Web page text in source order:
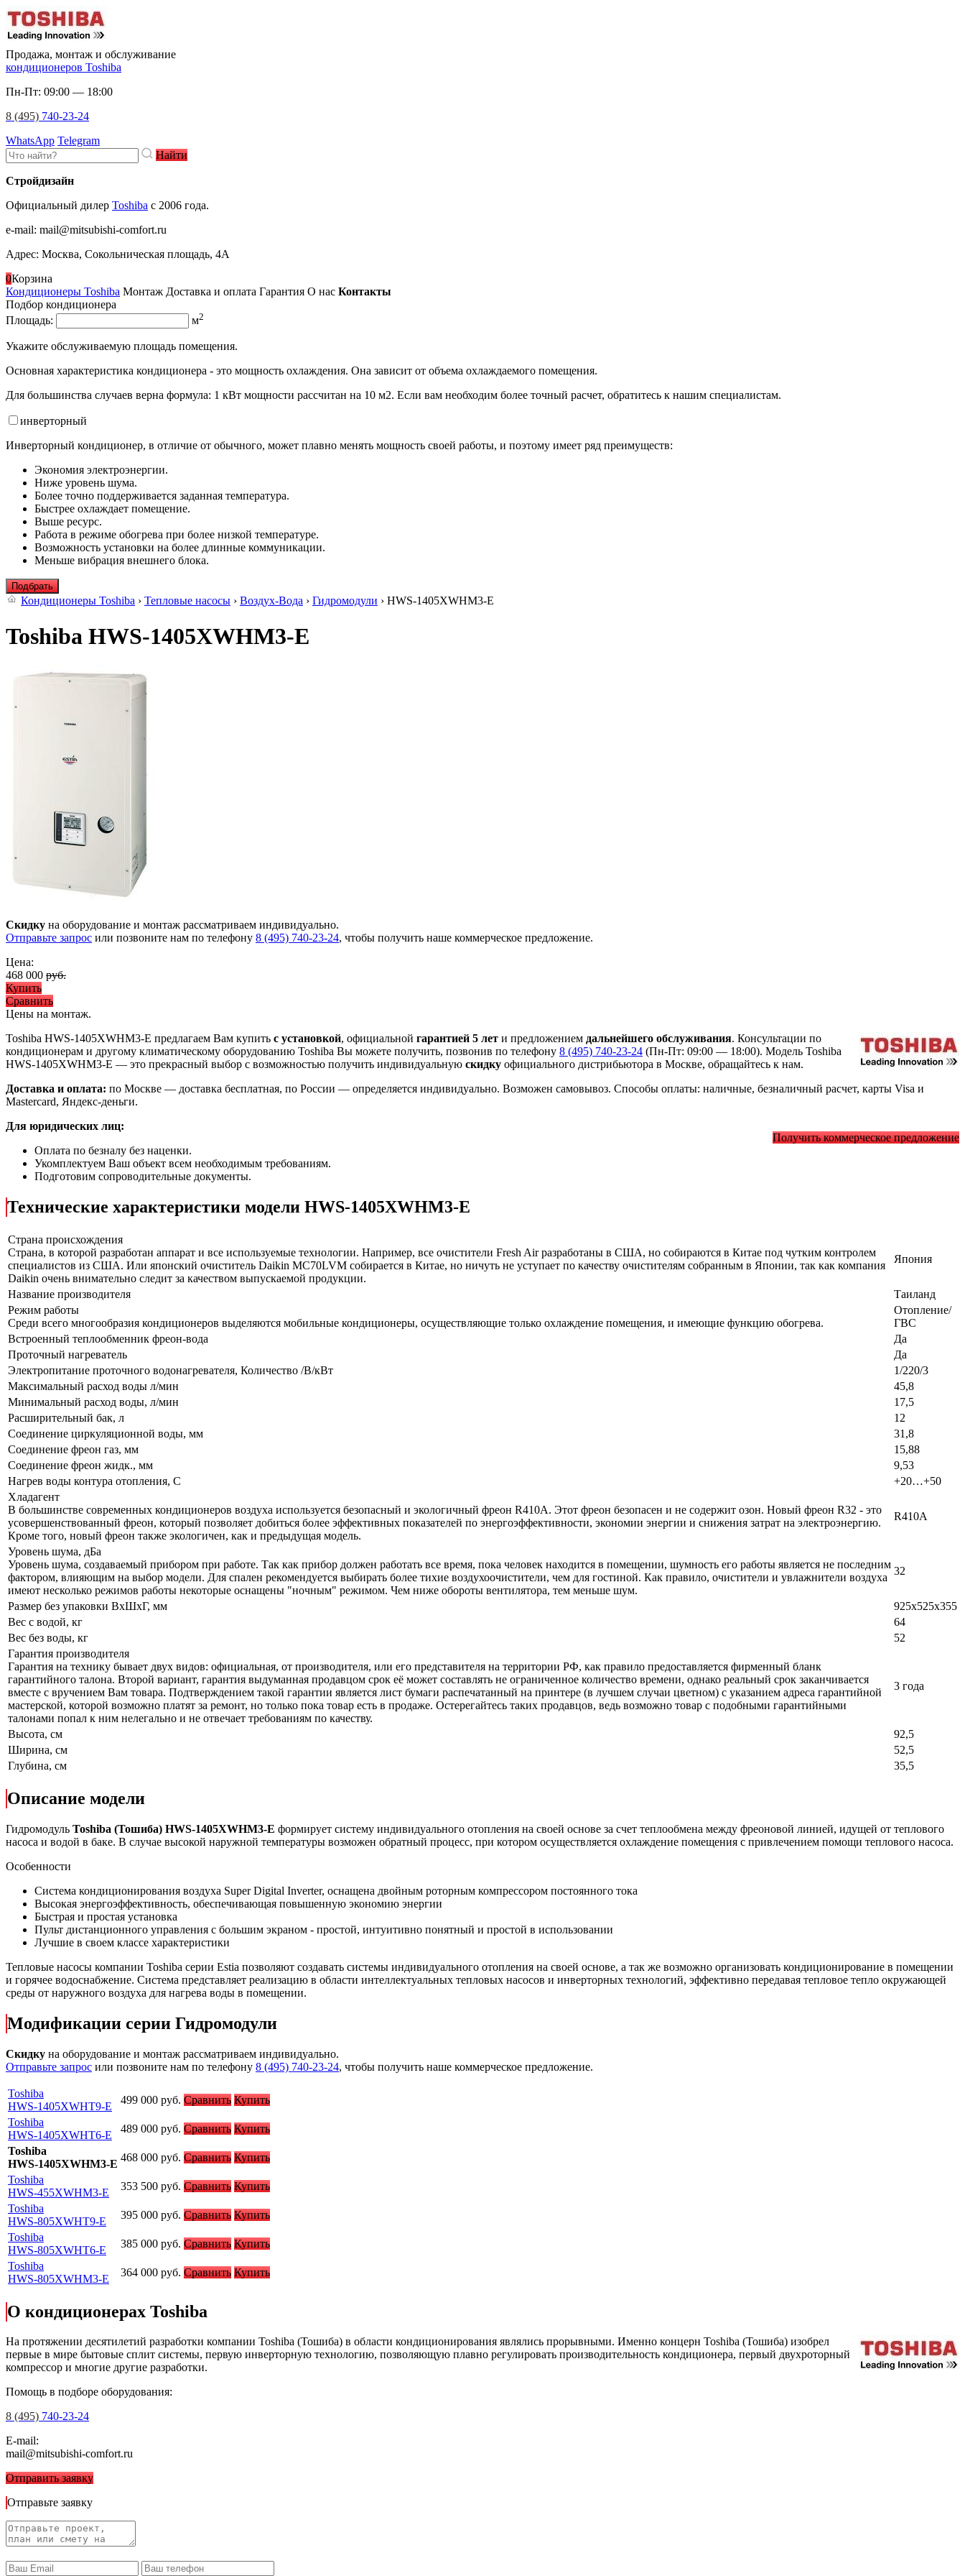
Продажа, монтаж и обслуживание
кондиционеров Toshiba
Пн-Пт: 09:00 — 18:00
8 (495) 740-23-24
WhatsApp Telegram
Найти
Стройдизайн
Официальный дилер Toshiba c 2006 года.
e-mail: mail@mitsubishi-comfort.ru
Адрес: Москва, Сокольническая площадь, 4А
0Корзина
Кондиционеры Toshiba Монтаж Доставка и оплата Гарантия О нас Контакты
Подбор кондиционера
Площадь:
м2
Укажите обслуживаемую площадь помещения.
Основная характеристика кондиционера - это мощность охлаждения. Она зависит от объема охлаждаемого помещения.
Для большинства случаев верна формула: 1 кВт мощности рассчитан на 10 м2. Если вам необходим более точный расчет, обратитесь к нашим специалистам.
инверторный
Инверторный кондиционер, в отличие от обычного, может плавно менять мощность своей работы, и поэтому имеет ряд преимуществ:
Экономия электроэнергии.
Ниже уровень шума.
Более точно поддерживается заданная температура.
Быстрее охлаждает помещение.
Выше ресурс.
Работа в режиме обогрева при более низкой температуре.
Возможность установки на более длинные коммуникации.
Меньше вибрация внешнего блока.
Подбрать
Кондиционеры Toshiba › Тепловые насосы › Воздух-Вода › Гидромодули › HWS-1405XWHM3-E
Toshiba HWS-1405XWHM3-E
Скидку на оборудование и монтаж рассматриваем индивидуально.
Отправьте запрос или позвоните нам по телефону 8 (495) 740-23-24, чтобы получить наше коммерческое предложение.
Цена:
468 000 руб.
Купить
Сравнить
Цены на монтаж.
Toshiba HWS-1405XWHM3-E предлагаем Вам купить с установкой, официальной гарантией 5 лет и предложением дальнейшего обслуживания. Консультации по
кондиционерам и другому климатическому оборудованию Toshiba Вы можете получить, позвонив по телефону 8 (495) 740-23-24 (Пн-Пт: 09:00 — 18:00). Модель Toshiba
HWS-1405XWHM3-E — это прекрасный выбор с возможностью получить индивидуальную скидку официального дистрибьютора в Москве, обращайтесь к нам.
Доставка и оплата: по Москве — доставка бесплатная, по России — определяется индивидуально. Возможен самовывоз. Способы оплаты: наличные, безналичный расчет, карты Visa и
Mastercard, Яндекс-деньги.
Получить коммерческое предложение
Для юридических лиц:
Оплата по безналу без наценки.
Укомплектуем Ваш объект всем необходимым требованиям.
Подготовим сопроводительные документы.
Технические характеристики модели HWS-1405XWHM3-E
Страна происхождения
Страна, в которой разработан аппарат и все используемые технологии. Например, все очистители Fresh Air разработаны в США, но собираются в Китае под чутким контролем
специалистов из США. Или японский очиститель Daikin MC70LVM собирается в Китае, но ничуть не уступает по качеству очистителям собранным в Японии, так как компания
Daikin очень внимательно следит за качеством выпускаемой продукции.
Япония
Название производителя
Таиланд
Режим работы
Среди всего многообразия кондиционеров выделяются мобильные кондиционеры, осуществляющие только охлаждение помещения, и имеющие функцию обогрева.
Отопление/
ГВС
Встроенный теплообменник фреон-вода
Да
Проточный нагреватель
Да
Электропитание проточного водонагревателя, Количество /В/кВт
1/220/3
Максимальный расход воды л/мин
45,8
Минимальный расход воды, л/мин
17,5
Расширительный бак, л
12
Соединение циркуляционной воды, мм
31,8
Соединение фреон газ, мм
15,88
Соединение фреон жидк., мм
9,53
Нагрев воды контура отопления, С
+20…+50
Хладагент
В большинстве современных кондиционеров воздуха используется безопасный и экологичный фреон R410A. Этот фреон безопасен и не содержит озон. Новый фреон R32 - это
усовершенствованный фреон, который позволяет добиться более эффективных показателей по энергоэффективности, экономии энергии и снижения затрат на электроэнергию.
Кроме того, новый фреон также экологичен, как и предыдущая модель.
R410A
Уровень шума, дБа
Уровень шума, создаваемый прибором при работе. Так как прибор должен работать все время, пока человек находится в помещении, шумность его работы является не последним
фактором, влияющим на выбор модели. Для спален рекомендуется выбирать более тихие воздухоочистители, чем для гостиной. Как правило, очистители и увлажнители воздуха
имеют несколько режимов работы некоторые оснащены "ночным" режимом. Чем ниже обороты вентилятора, тем меньше шум.
32
Размер без упаковки ВхШхГ, мм
925x525x355
Вес с водой, кг
64
Вес без воды, кг
52
Гарантия производителя
Гарантия на технику бывает двух видов: официальная, от производителя, или его представителя на территории РФ, как правило предоставляется фирменный бланк
гарантийного талона. Второй вариант, гарантия выдуманная продавцом срок её может составлять не ограниченное количество времени, однако реальный срок заканчивается
вместе с вручением Вам товара. Подтверждением такой гарантии является лист бумаги распечатанный на принтере (в лучшем случаи цветном) с указанием адреса гарантийной
мастерской, которой возможно платят за ремонт, но только пока товар есть в продаже. Остерегайтесь таких продавцов, ведь возможно товар с подобными гарантийными
талонами попал к ним нелегально и не отвечает требованиям по качеству.
3 года
Высота, см
92,5
Ширина, см
52,5
Глубина, см
35,5
Описание модели
Гидромодуль Toshiba (Тошиба) HWS-1405XWHM3-E формирует систему индивидуального отопления на своей основе за счет теплообмена между фреоновой линией, идущей от теплового
насоса и водой в баке. В случае высокой наружной температуры возможен обратный процесс, при котором осуществляется охлаждение помещения с привлечением помощи теплового насоса.
Особенности
Система кондиционирования воздуха Super Digital Inverter, оснащена двойным роторным компрессором постоянного тока
Высокая энергоэффективность, обеспечивающая повышенную экономию энергии
Быстрая и простая установка
Пульт дистанционного управления с большим экраном - простой, интуитивно понятный и простой в использовании
Лучшие в своем классе характеристики
Тепловые насосы компании Toshiba серии Estia позволяют создавать системы индивидуального отопления на своей основе, а так же возможно организовать кондиционирование в помещении
и горячее водоснабжение. Система представляет реализацию в области интеллектуальных тепловых насосов и инверторных технологий, эффективно передавая тепловое тепло окружающей
среды от наружного воздуха для нагрева воды в помещении.
Модификации серии Гидромодули
Скидку на оборудование и монтаж рассматриваем индивидуально.
Отправьте запрос или позвоните нам по телефону 8 (495) 740-23-24, чтобы получить наше коммерческое предложение.
Toshiba
HWS-1405XWHT9-E
499 000 руб. Сравнить Купить
Toshiba
HWS-1405XWHT6-E
489 000 руб. Сравнить Купить
Toshiba
HWS-1405XWHM3-E
468 000 руб. Сравнить Купить
Toshiba
HWS-455XWHM3-E
353 500 руб. Сравнить Купить
Toshiba
HWS-805XWHT9-E
395 000 руб. Сравнить Купить
Toshiba
HWS-805XWHT6-E
385 000 руб. Сравнить Купить
Toshiba
HWS-805XWHM3-E
364 000 руб. Сравнить Купить
О кондиционерах Toshiba
На протяжении десятилетий разработки компании Toshiba (Тошиба) в области кондиционирования являлись прорывными. Именно концерн Toshiba (Тошиба) изобрел
первые в мире бытовые сплит системы, первую инверторную технологию, позволяющую плавно регулировать производительность кондиционера, первый двухроторный
компрессор и многие другие разработки.
Помощь в подборе оборудования:
8 (495) 740-23-24
E-mail:
mail@mitsubishi-comfort.ru
Отправить заявку
Отправьте заявку